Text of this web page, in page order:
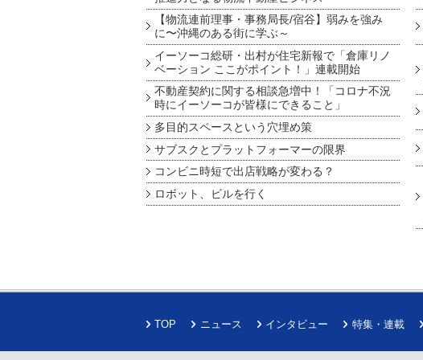
【物流連前理事・事務局長/宿谷】弱みを強み
に〜沖縄のある街に学ぶ～
イーソーコ総研・出村が住宅新報で「倉庫リノ
ベーション ここがポイント！」連載開始
不動産契約に関する相談急増中！「コロナ不況
時にイーソーコが皆様にできること」
多目的スペースという穴埋め策
サブスクとプラットフォーマーの限界
コンビニ時短で出店戦略が変わる？
ロボット、ビルを行く
TOP
ニュース インタビュー 特集・連載